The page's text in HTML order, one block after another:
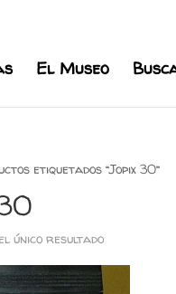
El Museo
etiquetados “Jopix 30”
único resultado